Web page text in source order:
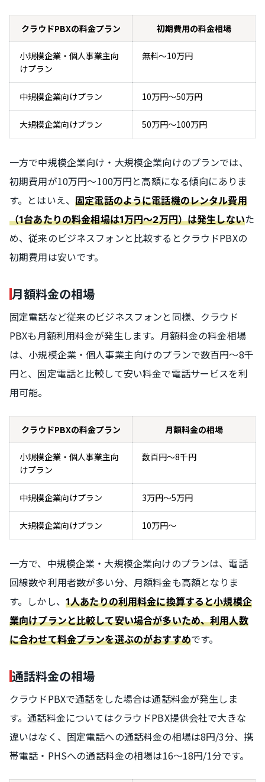
クラウドPBXの料金プラン 初期費用の料金相場
小規模企業・個人事業主向
けプラン
無料〜10万円
中規模企業向けプラン 10万円〜50万円
大規模企業向けプラン 50万円～100万円
一方で中規模企業向け・大規模企業向けのプランでは、
初期費用が10万円～100万円と高額になる傾向にありま
す。とはいえ、固定電話のように電話機のレンタル費用
（1台あたりの料金相場は1万円～2万円）は発生しないた
め、従来のビジネスフォンと比較するとクラウドPBXの
初期費用は安いです。
月額料金の相場
固定電話など従来のビジネスフォンと同様、クラウド
PBXも月額利用料金が発生します。月額料金の料金相場
は、小規模企業・個人事業主向けのプランで数百円～8千
円と、固定電話と比較して安い料金で電話サービスを利
用可能。
クラウドPBXの料金プラン 月額料金の相場
小規模企業・個人事業主向
けプラン
数百円〜8千円
中規模企業向けプラン 3万円〜5万円
大規模企業向けプラン 10万円〜
一方で、中規模企業・大規模企業向けのプランは、電話
回線数や利用者数が多い分、月額料金も高額となりま
す。しかし、 1人あたりの利用料金に換算すると小規模企
業向けプランと比較して安い場合が多いため、利用人数
に合わせて料金プランを選ぶのがおすすめです。
通話料金の相場
クラウドPBXで通話をした場合は通話料金が発生しま
す。通話料金についてはクラウドPBX提供会社で大きな
違いはなく、固定電話への通話料金の相場は8円/3分、携
帯電話・PHSへの通話料金の相場は16〜18円/1分です。